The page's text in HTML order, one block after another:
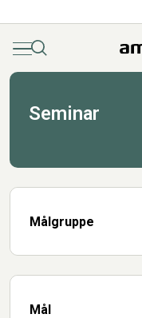
MenuSøg
Seminar
Målgruppe
Mål